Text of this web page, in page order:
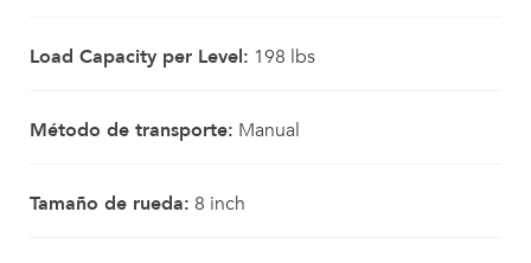
Load Capacity per Level: 198 lbs
Método de transporte: Manual
Tamaño de rueda: 8 inch